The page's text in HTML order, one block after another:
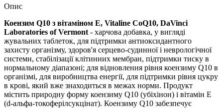
Опис
Коензим Q10 з вітаміном Е, Vitaline CoQ10, DaVinci
Laboratories of Vermont - харчова добавка, у вигляді
жувальних таблеток, для підтримки антиоксидантного
захисту організму, здоров'я серцево-судинної і неврологічної
системи, стабілізації клітинних мембран, підтримки тиску в
нормальному діапазоні; для відновлення рівня коензиму Q10 в
організмі, для виробництва енергії, для підтримки рівня цукру
в крові, який вже знаходиться в межах норми. Продукт
містить природну форму коензиму Q10 (убіхінон) і вітамін Е
(d-альфа-токоферілсукцінат). Коензиму Q10 забезпечує